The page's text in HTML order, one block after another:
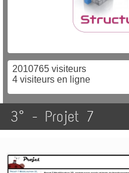
2010765 visiteurs
4 visiteurs en ligne
3° - Projet 7